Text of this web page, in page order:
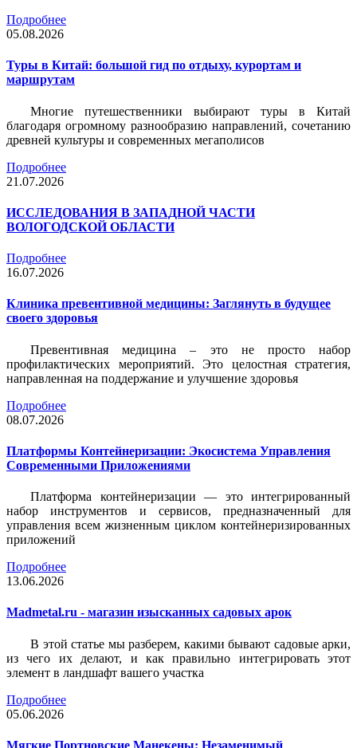
Подробнее
05.08.2026
Туры в Китай: большой гид по отдыху, курортам и
маршрутам
Многие путешественники выбирают туры в Китай
благодаря огромному разнообразию направлений, сочетанию
древней культуры и современных мегаполисов
Подробнее
21.07.2026
ИССЛЕДОВАНИЯ В ЗАПАДНОЙ ЧАСТИ
ВОЛОГОДСКОЙ ОБЛАСТИ
Подробнее
16.07.2026
Клиника превентивной медицины: Заглянуть в будущее
своего здоровья
Превентивная медицина – это не просто набор
профилактических мероприятий. Это целостная стратегия,
направленная на поддержание и улучшение здоровья
Подробнее
08.07.2026
Платформы Контейнеризации: Экосистема Управления
Современными Приложениями
Платформа контейнеризации — это интегрированный
набор инструментов и сервисов, предназначенный для
управления всем жизненным циклом контейнеризированных
приложений
Подробнее
13.06.2026
Madmetal.ru - магазин изысканных садовых арок
В этой статье мы разберем, какими бывают садовые арки,
из чего их делают, и как правильно интегрировать этот
элемент в ландшафт вашего участка
Подробнее
05.06.2026
Мягкие Портновские Манекены: Незаменимый